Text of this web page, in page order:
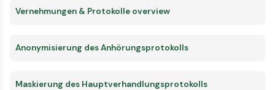
Vernehmungen & Protokolle overview
Anonymisierung des Anhörungsprotokolls
Maskierung des Hauptverhandlungsprotokolls